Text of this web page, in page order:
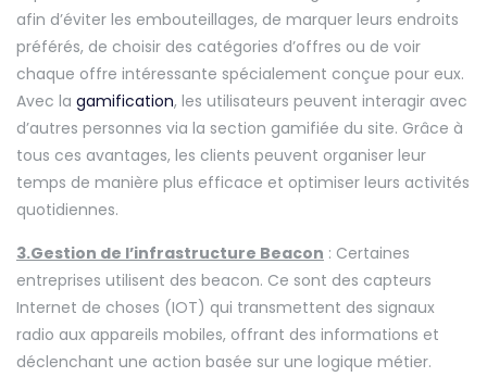
afin d’éviter les embouteillages, de marquer leurs endroits
préférés, de choisir des catégories d’offres ou de voir
chaque offre intéressante spécialement conçue pour eux.
Avec la gamification, les utilisateurs peuvent interagir avec
d’autres personnes via la section gamifiée du site. Grâce à
tous ces avantages, les clients peuvent organiser leur
temps de manière plus efficace et optimiser leurs activités
quotidiennes.
3.Gestion de l’infrastructure Beacon : Certaines
entreprises utilisent des beacon. Ce sont des capteurs
Internet de choses (IOT) qui transmettent des signaux
radio aux appareils mobiles, offrant des informations et
déclenchant une action basée sur une logique métier.